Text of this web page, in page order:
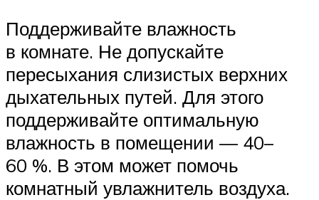
Поддерживайте влажность
в комнате. Не допускайте
пересыхания слизистых верхних
дыхательных путей. Для этого
поддерживайте оптимальную
влажность в помещении — 40–
60 %. В этом может помочь
комнатный увлажнитель воздуха.